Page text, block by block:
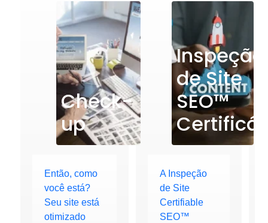
Check-
up
Então, como
você está?
Seu site está
otimizado
Inspeção
de Site
SEO™
A Inspeção
de Site
Certifiable
SEO™